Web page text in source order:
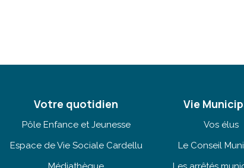
Votre quotidien
Pôle Enfance et Jeunesse
Espace de Vie Sociale Cardellu
Vie
Vos élus
Le Conseil